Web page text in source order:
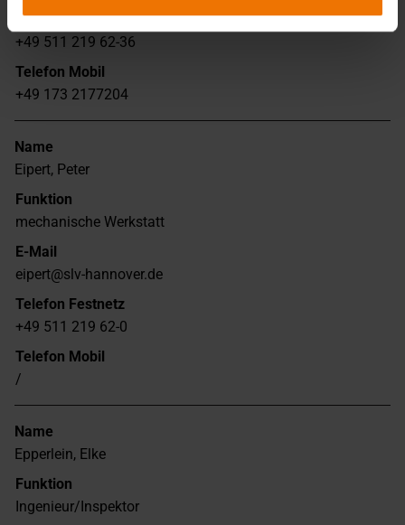
Telefon Festnetz
+49 511 219 62-36
Telefon Mobil
+49 173 2177204
Name
Eipert, Peter
Funktion
mechanische Werkstatt
E-Mail
eipert@slv-hannover.de
Telefon Festnetz
+49 511 219 62-0
Telefon Mobil
/
Name
Epperlein, Elke
Funktion
Ingenieur/Inspektor